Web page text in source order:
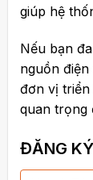
giúp hệ
Nếu bạn
nguồn
đơn vị
quan trọng
ĐĂNG